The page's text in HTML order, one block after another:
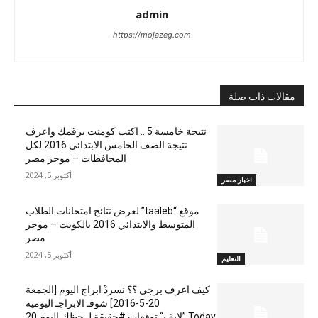
admin
https://mojazeg.com
مقالات ذات صلة
اخبار مصر
نتيجة خامسة 5 .. اكتب كومنت برقمك واعرف
نتيجة الصف الخامس الابتدائي 2016 لكل
المحافظات – موجز مصر
أكتوبر 5, 2024
التعليم
موقع “taaleb” لعرض نتائج امتحانات الطلاب
المتوسط والابتدائي 2016 بالكويت – موجز
مصر
أكتوبر 5, 2024
كيف اعرف برجي ؟؟ نسردْ ابراج اليوم [الجمعة
20-5-2016] شوفـ الابراجـ اليومية